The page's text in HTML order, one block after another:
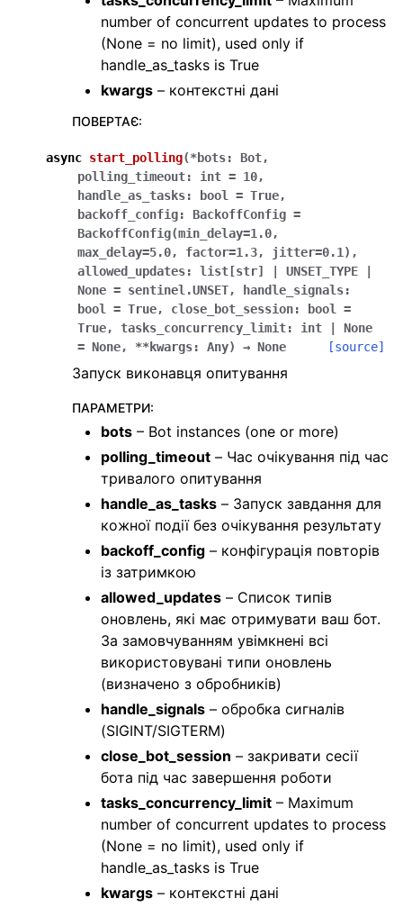
number of concurrent updates to process
(None = no limit), used only if
handle_as_tasks is True
kwargs – контекстні дані
ПОВЕРТАЄ:
async start_polling(*bots: Bot,
polling_timeout: int = 10,
handle_as_tasks: bool = True,
backoff_config: BackoffConfig =
BackoffConfig(min_delay=1.0,
max_delay=5.0,
factor=1.3, jitter=0.1) ,
allowed_updates: list [str] UNSET_TYPE
None = sentinel.UNSET, handle_signals:
bool
= True, close_bot_session: bool
=
True, tasks_concurrency_limit: int
None
= None, **kwargs: Any) → None [source]
Запуск виконавця опитування
ПАРАМЕТРИ:
bots – Bot instances (one or more)
polling_timeout – Час очікування під час
тривалого опитування
handle_as_tasks – Запуск завдання для
кожної події без очікування результату
backoff_config – конфігурація повторів
із затримкою
allowed_updates – Список типів
оновлень, які має отримувати ваш бот.
За замовчуванням увімкнені всі
використовувані типи оновлень
(визначено з обробників)
handle_signals – обробка сигналів
(SIGINT/SIGTERM)
close_bot_session – закривати сесії
бота під час завершення роботи
tasks_concurrency_limit – Maximum
number of concurrent updates to process
(None = no limit), used only if
handle_as_tasks is True
kwargs – контекстні дані